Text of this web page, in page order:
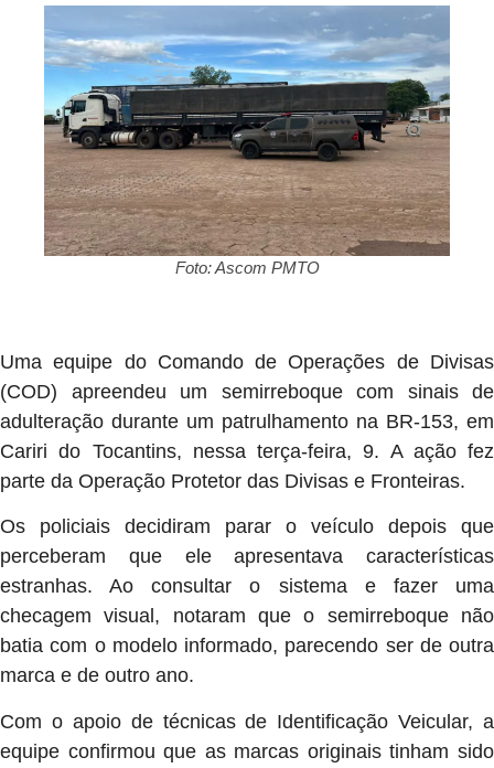
Foto: Ascom PMTO
Uma equipe do Comando de Operações de Divisas
(COD) apreendeu um semirreboque com sinais de
adulteração durante um patrulhamento na BR-153, em
Cariri do Tocantins, nessa terça-feira, 9. A ação fez
parte da Operação Protetor das Divisas e Fronteiras.
Os policiais decidiram parar o veículo depois que
perceberam que ele apresentava características
estranhas. Ao consultar o sistema e fazer uma
checagem visual, notaram que o semirreboque não
batia com o modelo informado, parecendo ser de outra
marca e de outro ano.
Com o apoio de técnicas de Identificação Veicular, a
equipe confirmou que as marcas originais tinham sido